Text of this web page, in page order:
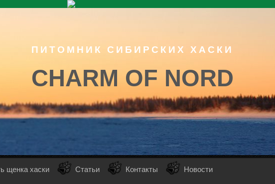
CHARM OF NORD
ПИТОМНИК СИБИРСКИХ ХАСКИ
щенка хаски Статьи Контакты Новости